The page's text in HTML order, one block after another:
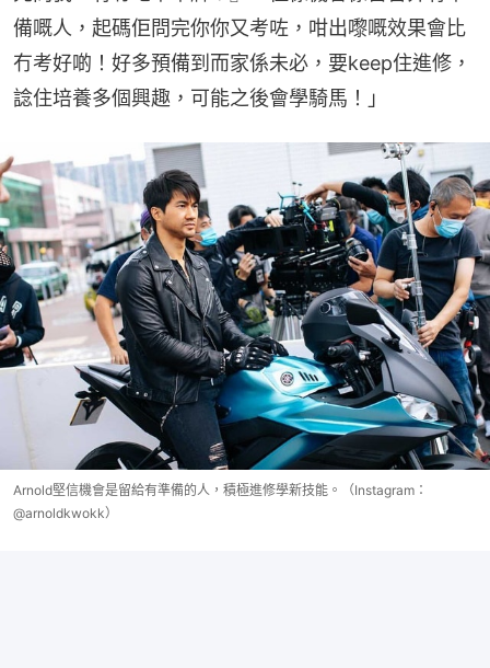
備嘅人，起碼佢問完你你又考咗，咁出嚟嘅效果會比
冇考好啲！好多預備到而家係未必，要keep住進修，
諗住培養多個興趣，可能之後會學騎馬！」
Arnold堅信機會是留給有準備的人，積極進修學新技能。（Instagram：
@arnoldkwokk）